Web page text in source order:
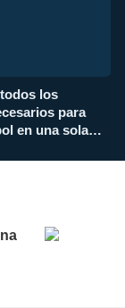
los
para
en una sola